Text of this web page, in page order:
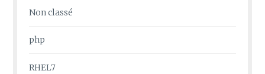
Non classé
php
RHEL7